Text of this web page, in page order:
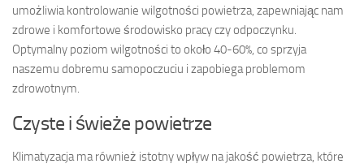
umożliwia kontrolowanie wilgotności powietrza, zapewniając nam
zdrowe i komfortowe środowisko pracy czy odpoczynku.
Optymalny poziom wilgotności to około 40-60%, co sprzyja
naszemu dobremu samopoczuciu i zapobiega problemom
zdrowotnym.
Czyste i świeże powietrze
Klimatyzacja ma również istotny wpływ na jakość powietrza, które